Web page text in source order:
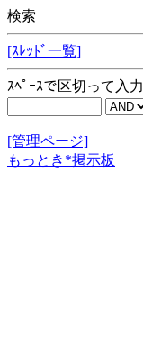
検索
[ｽﾚｯﾄﾞ一覧]
ｽﾍﾟｰｽで区切って入力
[管理ページ]
もっとき*掲示板